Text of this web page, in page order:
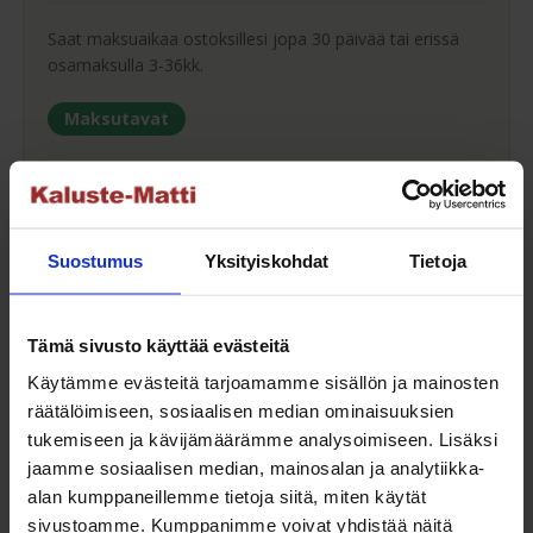
Suostumus Yksityiskohdat Tietoja
Tämä sivusto käyttää evästeitä
Käytämme evästeitä tarjoamamme sisällön ja mainosten
räätälöimiseen, sosiaalisen median ominaisuuksien
tukemiseen ja kävijämäärämme analysoimiseen. Lisäksi
jaamme sosiaalisen median, mainosalan ja analytiikka-
alan kumppaneillemme tietoja siitä, miten käytät
sivustoamme. Kumppanimme voivat yhdistää näitä
Saat maksuaikaa ostoksillesi jopa 30 päivää tai erissä
osamaksulla 3-36kk.
Maksutavat
tuotteiden toimitukseen. Saat varmemmin tuotteet
Kuljetuksen hinta Suomessa alk. 59€!